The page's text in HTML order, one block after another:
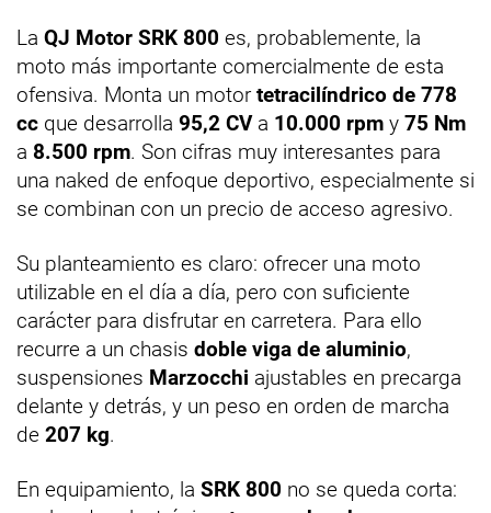
La QJ Motor SRK 800 es, probablemente, la
moto más importante comercialmente de esta
ofensiva. Monta un motor tetracilíndrico de 778
cc que desarrolla 95,2 CVa 10.000 rpm y 75 Nm
a 8.500 rpm. Son cifras muy interesantes para
una naked de enfoque deportivo, especialmente si
se combinan con un precio de acceso agresivo.
Su planteamiento es claro: ofrecer una moto
utilizable en el día a día, pero con suficiente
carácter para disfrutar en carretera. Para ello
recurre a un chasis doble viga de aluminio,
suspensiones Marzocchi ajustables en precarga
delante y detrás, y un peso en orden de marcha
de 207 kg.
En equipamiento, la SRK 800 no se queda corta: